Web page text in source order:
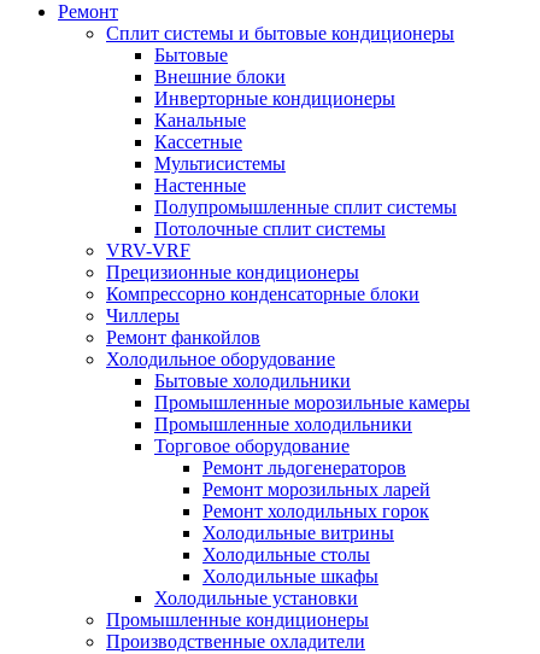
Ремонт
Сплит системы и бытовые кондиционеры
Бытовые
Внешние блоки
Инверторные кондиционеры
Канальные
Кассетные
Мультисистемы
Настенные
Полупромышленные сплит системы
Потолочные сплит системы
VRV-VRF
Прецизионные кондиционеры
Компрессорно конденсаторные блоки
Чиллеры
Ремонт фанкойлов
Холодильное оборудование
Бытовые холодильники
Промышленные морозильные камеры
Промышленные холодильники
Торговое оборудование
Ремонт льдогенераторов
Ремонт морозильных ларей
Ремонт холодильных горок
Холодильные витрины
Холодильные столы
Холодильные шкафы
Холодильные установки
Промышленные кондиционеры
Производственные охладители